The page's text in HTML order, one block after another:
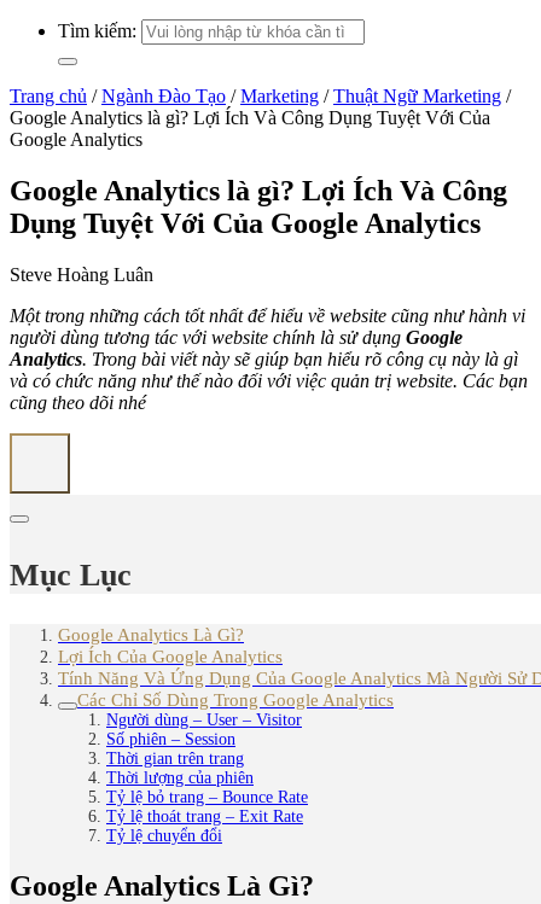
Tìm kiếm:
Trang chủ / Ngành Đào Tạo / Marketing / Thuật Ngữ Marketing /
Google Analytics là gì? Lợi Ích Và Công Dụng Tuyệt Với Của
Google Analytics
Google Analytics là gì? Lợi Ích Và Công
Dụng Tuyệt Với Của Google Analytics
Steve Hoàng Luân
Một trong những cách tốt nhất để hiểu về website cũng như hành vi
người dùng tương tác với website chính là sử dụng Google
Analytics. Trong bài viết này sẽ giúp bạn hiểu rõ công cụ này là gì
và có chức năng như thế nào đối với việc quản trị website. Các bạn
cũng theo dõi nhé
Mục Lục
Google Analytics Là Gì?
Lợi Ích Của Google Analytics
Tính Năng Và Ứng Dụng Của Google Analytics Mà Người Sử
Các Chỉ Số Dùng Trong Google Analytics
Người dùng – User – Visitor
Số phiên – Session
Thời gian trên trang
Thời lượng của phiên
Tỷ lệ bỏ trang – Bounce Rate
Tỷ lệ thoát trang – Exit Rate
Tỷ lệ chuyển đổi
Google Analytics Là Gì?